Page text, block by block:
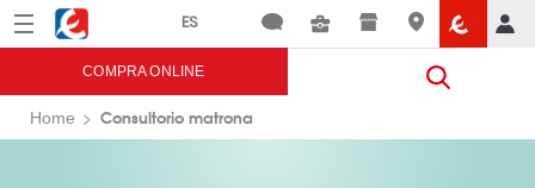
Menú Eroski
COMPRA ONLINE
Home Consultorio matrona